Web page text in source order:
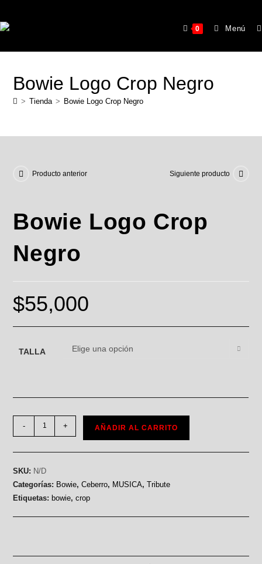
0 Menú
Bowie Logo Crop Negro
> Tienda > Bowie Logo Crop Negro
Producto anterior Siguiente producto
Bowie Logo Crop
Negro
$55,000
TALLA Elige una opción
- + AÑADIR AL CARRITO
SKU: N/D
Categorías: Bowie,Ceberro, MUSICA,Tribute
Etiquetas: bowie,crop